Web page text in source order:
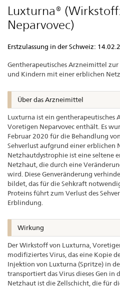
SwissPAR
–
Luxturna®
Luxturna®
Neparvovec)
Erstzulassung in der Schweiz:
Gentherapeutisches Arzneimittel zur
und Kindern mit einer erblichen
Über das Arzneimittel
Luxturna ist ein gentherapeutisches
Voretigen Neparvovec enthält. Es
Februar 2020 für die Behandlung
Sehverlust aufgrund einer erblichen
Netzhautdystrophie ist eine seltene
Netzhaut, die durch eine
wird. Diese Genveränderung
bildet, das für die Sehkraft
Proteins führt zum Verlust des
Erblindung.
Wirkung
Der Wirkstoff von Luxturna,
modifiziertes Virus, das eine Kopie
Injektion von Luxturna (Spritze) in
transportiert das Virus dieses Gen in
Netzhaut ist die Zellschicht, die für